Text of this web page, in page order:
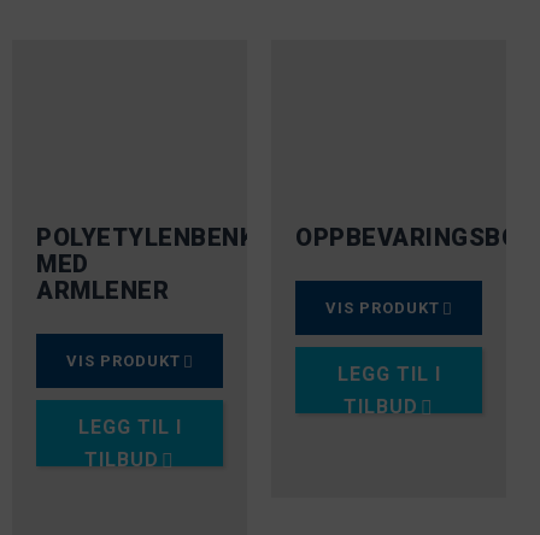
POLYETYLENBENK
MED
ARMLENER
VIS PRODUKT
LEGG TIL I
TILBUD
VIS PRODUKT
LEGG TIL I
TILBUD